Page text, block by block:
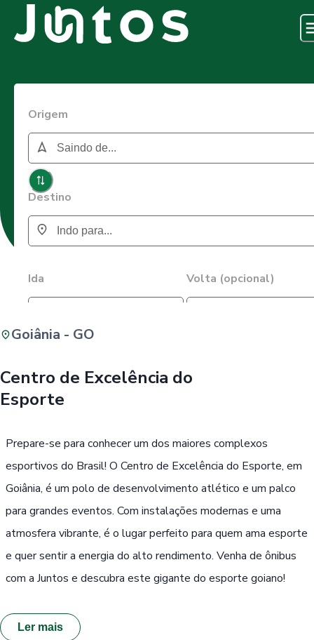
Origem
Destino
Ida Volta (opcional)
Goiânia - GO
Centro de Excelência do
Esporte
Prepare-se para conhecer um dos maiores complexos
esportivos do Brasil! O Centro de Excelência do Esporte, em
Goiânia, é um polo de desenvolvimento atlético e um palco
para grandes eventos. Com instalações modernas e uma
atmosfera vibrante, é o lugar perfeito para quem ama esporte
e quer sentir a energia do alto rendimento. Venha de ônibus
com a Juntos e descubra este gigante do esporte goiano!
Ler mais